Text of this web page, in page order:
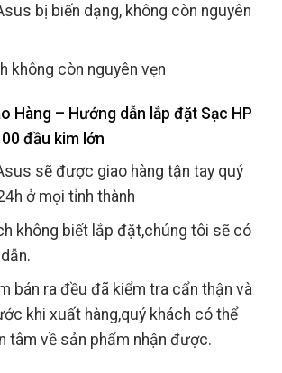
bị biến dạng, không còn nguyên
không còn nguyên vẹn
Hàng – Hướng dẫn lắp đặt Sạc HP
đầu kim lớn
sẽ được giao hàng tận tay quý
ở mọi tỉnh thành
không biết lắp đặt,chúng tôi sẽ có
bán ra đều đã kiểm tra cẩn thận và
khi xuất hàng,quý khách có thể
tâm về sản phẩm nhận được.